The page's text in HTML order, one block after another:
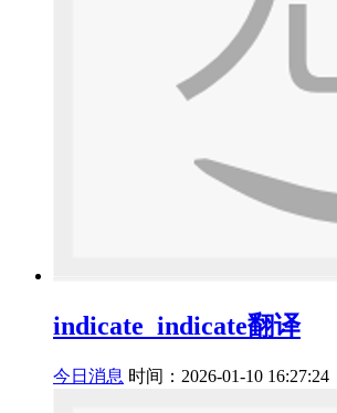
indicate_indicate翻译
今日消息 时间：2026-01-10 16:27:24